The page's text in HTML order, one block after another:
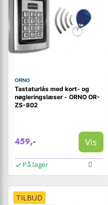
ORNO
Tastaturlås med kort- og
nøgleringslæser - ORNO OR-
ZS-802
459,- Vis
På lager
TILBUD